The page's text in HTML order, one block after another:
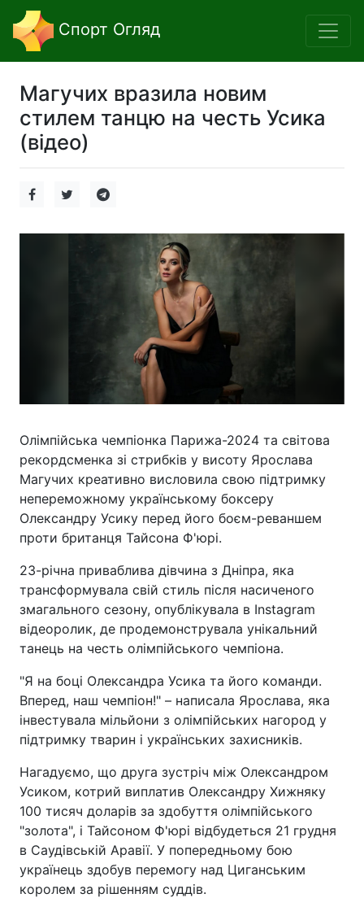
Спорт Огляд
Магучих вразила новим
стилем танцю на честь Усика
(відео)
Олімпійська чемпіонка Парижа-2024 та світова
рекордсменка зі стрибків у висоту Ярослава
Магучих креативно висловила свою підтримку
непереможному українському боксеру
Олександру Усику перед його боєм-реваншем
проти британця Тайсона Ф'юрі.
23-річна приваблива дівчина з Дніпра, яка
трансформувала свій стиль після насиченого
змагального сезону, опублікувала в Instagram
відеоролик, де продемонструвала унікальний
танець на честь олімпійського чемпіона.
"Я на боці Олександра Усика та його команди.
Вперед, наш чемпіон!" – написала Ярослава, яка
інвестувала мільйони з олімпійських нагород у
підтримку тварин і українських захисників.
Нагадуємо, що друга зустріч між Олександром
Усиком, котрий виплатив Олександру Хижняку
100 тисяч доларів за здобуття олімпійського
"золота", і Тайсоном Ф'юрі відбудеться 21 грудня
в Саудівській Аравії. У попередньому бою
українець здобув перемогу над Циганським
королем за рішенням суддів.